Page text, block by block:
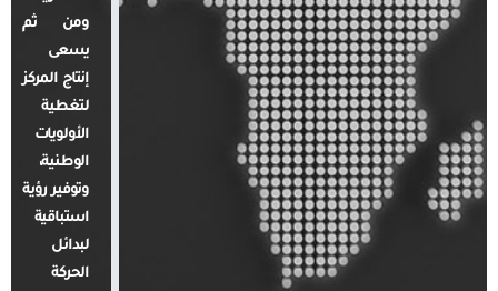
ومن ثم
يسعى
إنتاج المركز
لتغطية
الأولويات
الوطنية،
وتوفير رؤية
استباقية
لبدائل
الحركة